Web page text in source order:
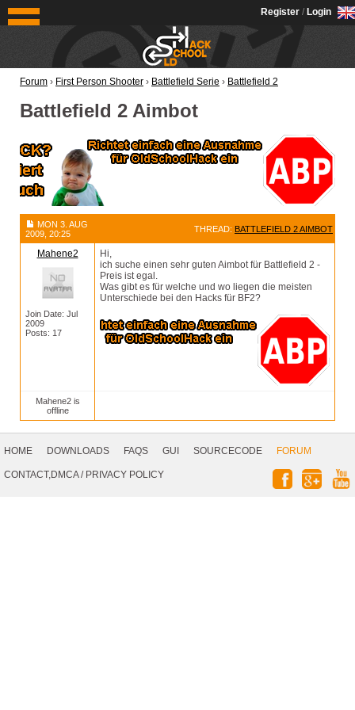
OldSchoolHack
Register / Login
Forum › First Person Shooter › Battlefield Serie › Battlefield 2
Battlefield 2 Aimbot
MON 3. AUG
2009, 20:25
THREAD: BATTLEFIELD 2 AIMBOT
Mahene2
Join Date: Jul
2009
Posts: 17
Hi,
ich suche einen sehr guten Aimbot für Battlefield 2 -
Preis ist egal.
Was gibt es für welche und wo liegen die meisten
Unterschiede bei den Hacks für BF2?
Mahene2 is
offline
Navigation
HOME DOWNLOADS FAQS GUI SOURCECODE
FORUM
CONTACT,DMCA/ PRIVACY POLICY